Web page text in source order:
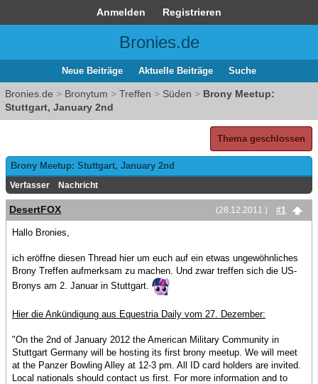
Anmelden Registrieren
Bronies.de
Neue Beiträge Aktuelle Beiträge Suche
Bronies.de > Bronytum > Treffen > Süden > Brony Meetup:
Stuttgart, January 2nd
Thema geschlossen
Brony Meetup: Stuttgart, January 2nd
Verfasser Nachricht
(28.12.2011 ) #1
DesertFOX
Hallo Bronies,
ich eröffne diesen Thread hier um euch auf ein etwas ungewöhnliches
Brony Treffen aufmerksam zu machen. Und zwar treffen sich die US-
Bronys am 2. Januar in Stuttgart.
Hier die Ankündigung aus Equestria Daily vom 27. Dezember:
"On the 2nd of January 2012 the American Military Community in
Stuttgart Germany will be hosting its first brony meetup. We will meet
at the Panzer Bowling Alley at 12-3 pm. All ID card holders are invited.
Local nationals should contact us first. For more information and to